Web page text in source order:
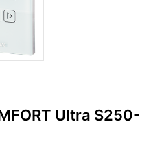
Ultra S250-